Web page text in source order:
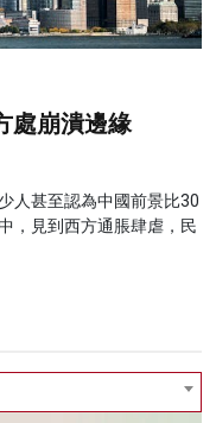
處崩潰邊緣
人甚至認為中國前景比30
，見到西方通脹肆虐，民